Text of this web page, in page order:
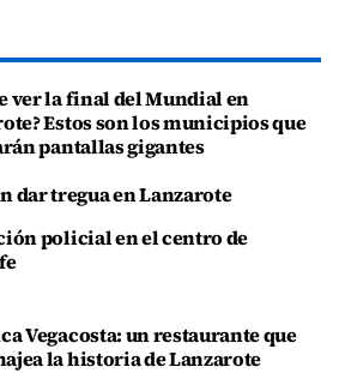
ver la final del Mundial en
Estos son los municipios que
pantallas gigantes
dar tregua en Lanzarote
policial en el centro de
Vegacosta: un restaurante que
la historia de Lanzarote